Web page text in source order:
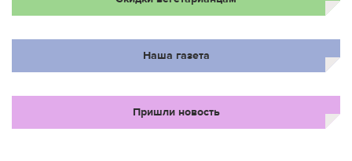
Наша газета
Пришли новость